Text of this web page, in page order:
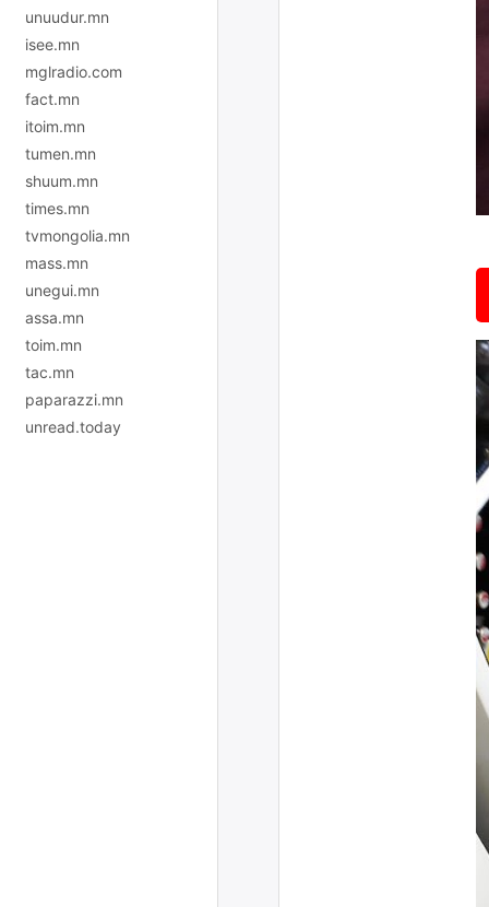
unuudur.mn
isee.mn
mglradio.com
fact.mn
itoim.mn
tumen.mn
shuum.mn
times.mn
tvmongolia.mn
mass.mn
unegui.mn
assa.mn
toim.mn
tac.mn
paparazzi.mn
unread.today